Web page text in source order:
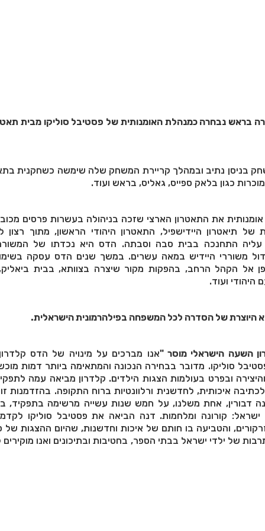
בראש נבחרה כמנהלת האומנותית של פסטיבל סוליקו מבית
בניסן נתיב ובמהלך קריירת המשחק שלה שימשה כשחקנית
כגון בלאק ספייס, גאליס, בראש ועוד.
את התאטרון הארצי שזכה בניהולה בעשרות פרסים
של תיאטרון היידישפיל, התאטרון היהודי הראשון, מתוך
עליה התחנכה בבית סבה וסבתה. הדס היא נכדתו של
משוררי היידיש במאה עשרים. במשך שנים הדס עסקה
אל הקהל הרחב, בהפקות מקור שיצרה בצוותא, בבית ביאליק,
היהודי ועוד.
היוצרת של הסדרה לכל המשפחה בפילהרמונית הישראלית.
השעה הישראלי מוסר "אנו מברכים על מינויה של הדס
סוליקו. מדובר בבחירה הנכונה והמתאימה ביותר דמות
ובפרט בעולמות הצגות הילדים. קלדרון מביאה עמה
איכותית, לחדשנית ורלוונטיות ברוח התקופה. בהזדמנות
דבורין, אחת משלנו, על חמש שנות עשייה מרשימה בתפקיד,
ישראל: קורונה ומלחמות. דנה הביאה את פסטיבל סוליקו
והטביעה בו חותם של איכות וחדשנות, שהיום ההצגות של
של ילדי ישראל בבתי הספר, בחטיבות ובתיכונים ואנו